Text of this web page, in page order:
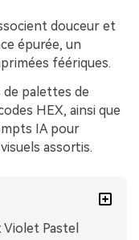
douceur et
épurée, un
féériques.
de palettes de
HEX, ainsi que
IA pour
assortis.
Pastel